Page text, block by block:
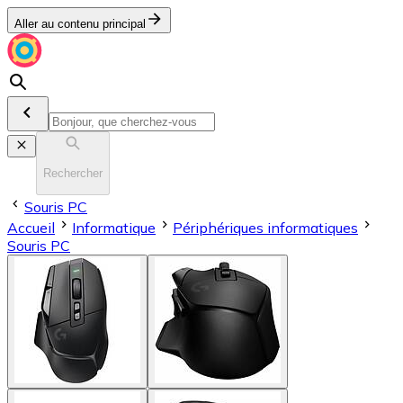
Aller au contenu principal
Rechercher
Souris PC
Accueil
Informatique
Périphériques informatiques
Souris PC